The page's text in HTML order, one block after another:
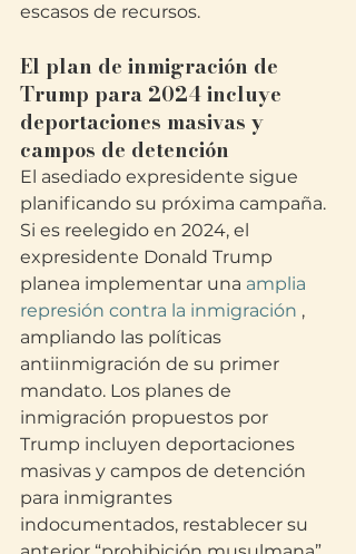
escasos de recursos.
El plan de inmigración de
Trump para 2024 incluye
deportaciones masivas y
campos de detención
El asediado expresidente sigue
planificando su próxima campaña.
Si es reelegido en 2024, el
expresidente Donald Trump
planea implementar una amplia
represión contra la inmigración ,
ampliando las políticas
antiinmigración de su primer
mandato. Los planes de
inmigración propuestos por
Trump incluyen deportaciones
masivas y campos de detención
para inmigrantes
indocumentados, restablecer su